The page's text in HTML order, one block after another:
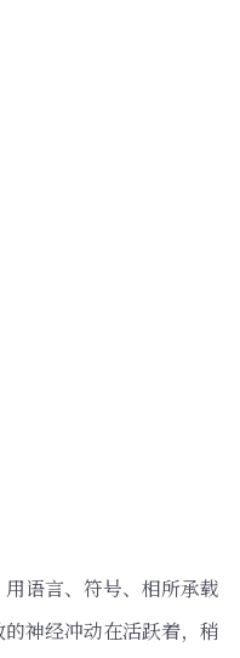
语言、符号、相所承载
神经冲动在活跃着，稍